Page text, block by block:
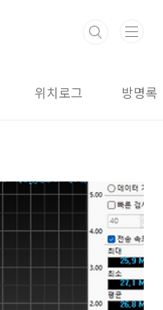
위치로그 방명록